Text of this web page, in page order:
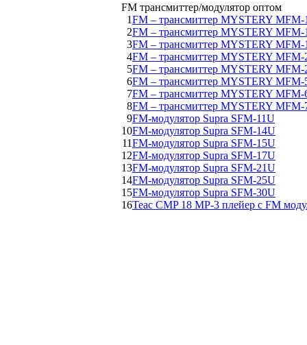
FM трансмиттер/модулятор оптом
1FM – трансмиттер MYSTERY MFM-
2FM – трансмиттер MYSTERY MFM-
3FM – трансмиттер MYSTERY MFM-
4FM – трансмиттер MYSTERY MFM-
5FM – трансмиттер MYSTERY MFM-
6FM – трансмиттер MYSTERY
7FM – трансмиттер MYSTERY
8FM – трансмиттер MYSTERY
9FM-модулятор Supra SFM-11U
10FM-модулятор Supra SFM-14U
11FM-модулятор Supra SFM-15U
12FM-модулятор Supra SFM-17U
13FM-модулятор Supra SFM-21U
14FM-модулятор Supra SFM-25U
15FM-модулятор Supra SFM-30U
16Teac CMP 18 MP-3 плейер с FM